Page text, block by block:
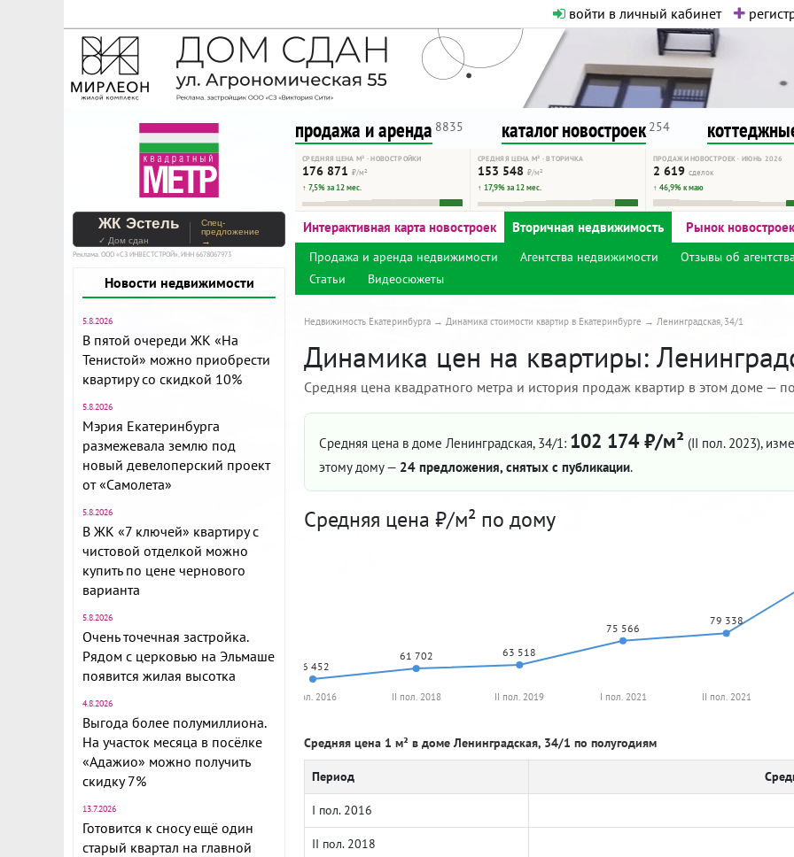
войти в личный кабинет
На Метре реклама - только нормальная. Никакого шок-
Помогайте независимому ресурсу, как он помогает вам.
продажа и аренда 8835 каталог новостроек 254
СРЕДНЯЯ ЦЕНА М² · НОВОСТРОЙКИ
176 871 ₽/м²
↑ 7,5% за 12 мес.
СРЕДНЯЯ ЦЕНА М² · ВТОРИЧКА
153 548 ₽/м²
↑ 17,9% за 12 мес.
ПРОДАЖИ НОВОСТРОЕК · ИЮНЬ 2026
2 619 сделок
↑ 46,9% к маю
ЖК Эстель
✓ Дом сдан
Спец-
предложение
→
Реклама. ООО «СЗ ИНВЕСТСТРОЙ», ИНН 6678067973
Новости недвижимости
5.8.2026
В пятой очереди ЖК «На
Тенистой» можно приобрести
квартиру со скидкой 10%
5.8.2026
Мэрия Екатеринбурга
размежевала землю под
новый девелоперский проект
от «Самолета»
5.8.2026
В ЖК «7 ключей» квартиру с
чистовой отделкой можно
купить по цене чернового
варианта
5.8.2026
Очень точечная застройка.
Рядом с церковью на Эльмаше
появится жилая высотка
4.8.2026
Выгода более полумиллиона.
На участок месяца в посёлке
«Адажио» можно получить
скидку 7%
13.7.2026
Готовится к сносу ещё один
старый квартал на главной
Интерактивная карта новостроек Вторичная недвижимость Рынок новостроек
Продажа и аренда недвижимости Агентства недвижимости
Отзывы об
Статьи
Видеосюжеты
Недвижимость Екатеринбурга Динамика стоимости квартир в Екатеринбурге Ленинградская, 34/1
Динамика цен на квартиры:
Средняя цена квадратного метра и история продаж квартир в этом доме —
Средняя цена в доме Ленинградская, 34/1: 102 174 ₽/м² (II пол. 2023),
этому дому — 24 предложения, снятых с публикации.
Средняя цена ₽/м² по дому
56 452
61 702 63 518
75 566
79 338
I пол. 2016 II пол. 2018 II пол. 2019 I пол. 2021 II пол. 2021
Средняя цена 1 м² в доме Ленинградская, 34/1 по полугодиям
Период
I пол. 2016
II пол. 2018